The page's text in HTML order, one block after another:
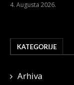
4. Augusta 2026.
KATEGORIJE
Arhiva